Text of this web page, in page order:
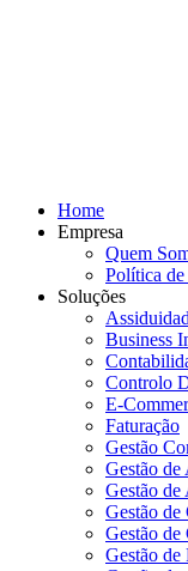
Home
Empresa
Quem
Política
Soluções
Business
Controlo
E-
Faturação
Gestão
Gestão de
Gestão de
Gestão de
Gestão de
Gestão de